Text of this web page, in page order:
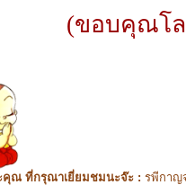
(ขอบคุณโ
คุณ ที่กรุณาเยี่ยมชมนะจ๊ะ : รพีกาญ